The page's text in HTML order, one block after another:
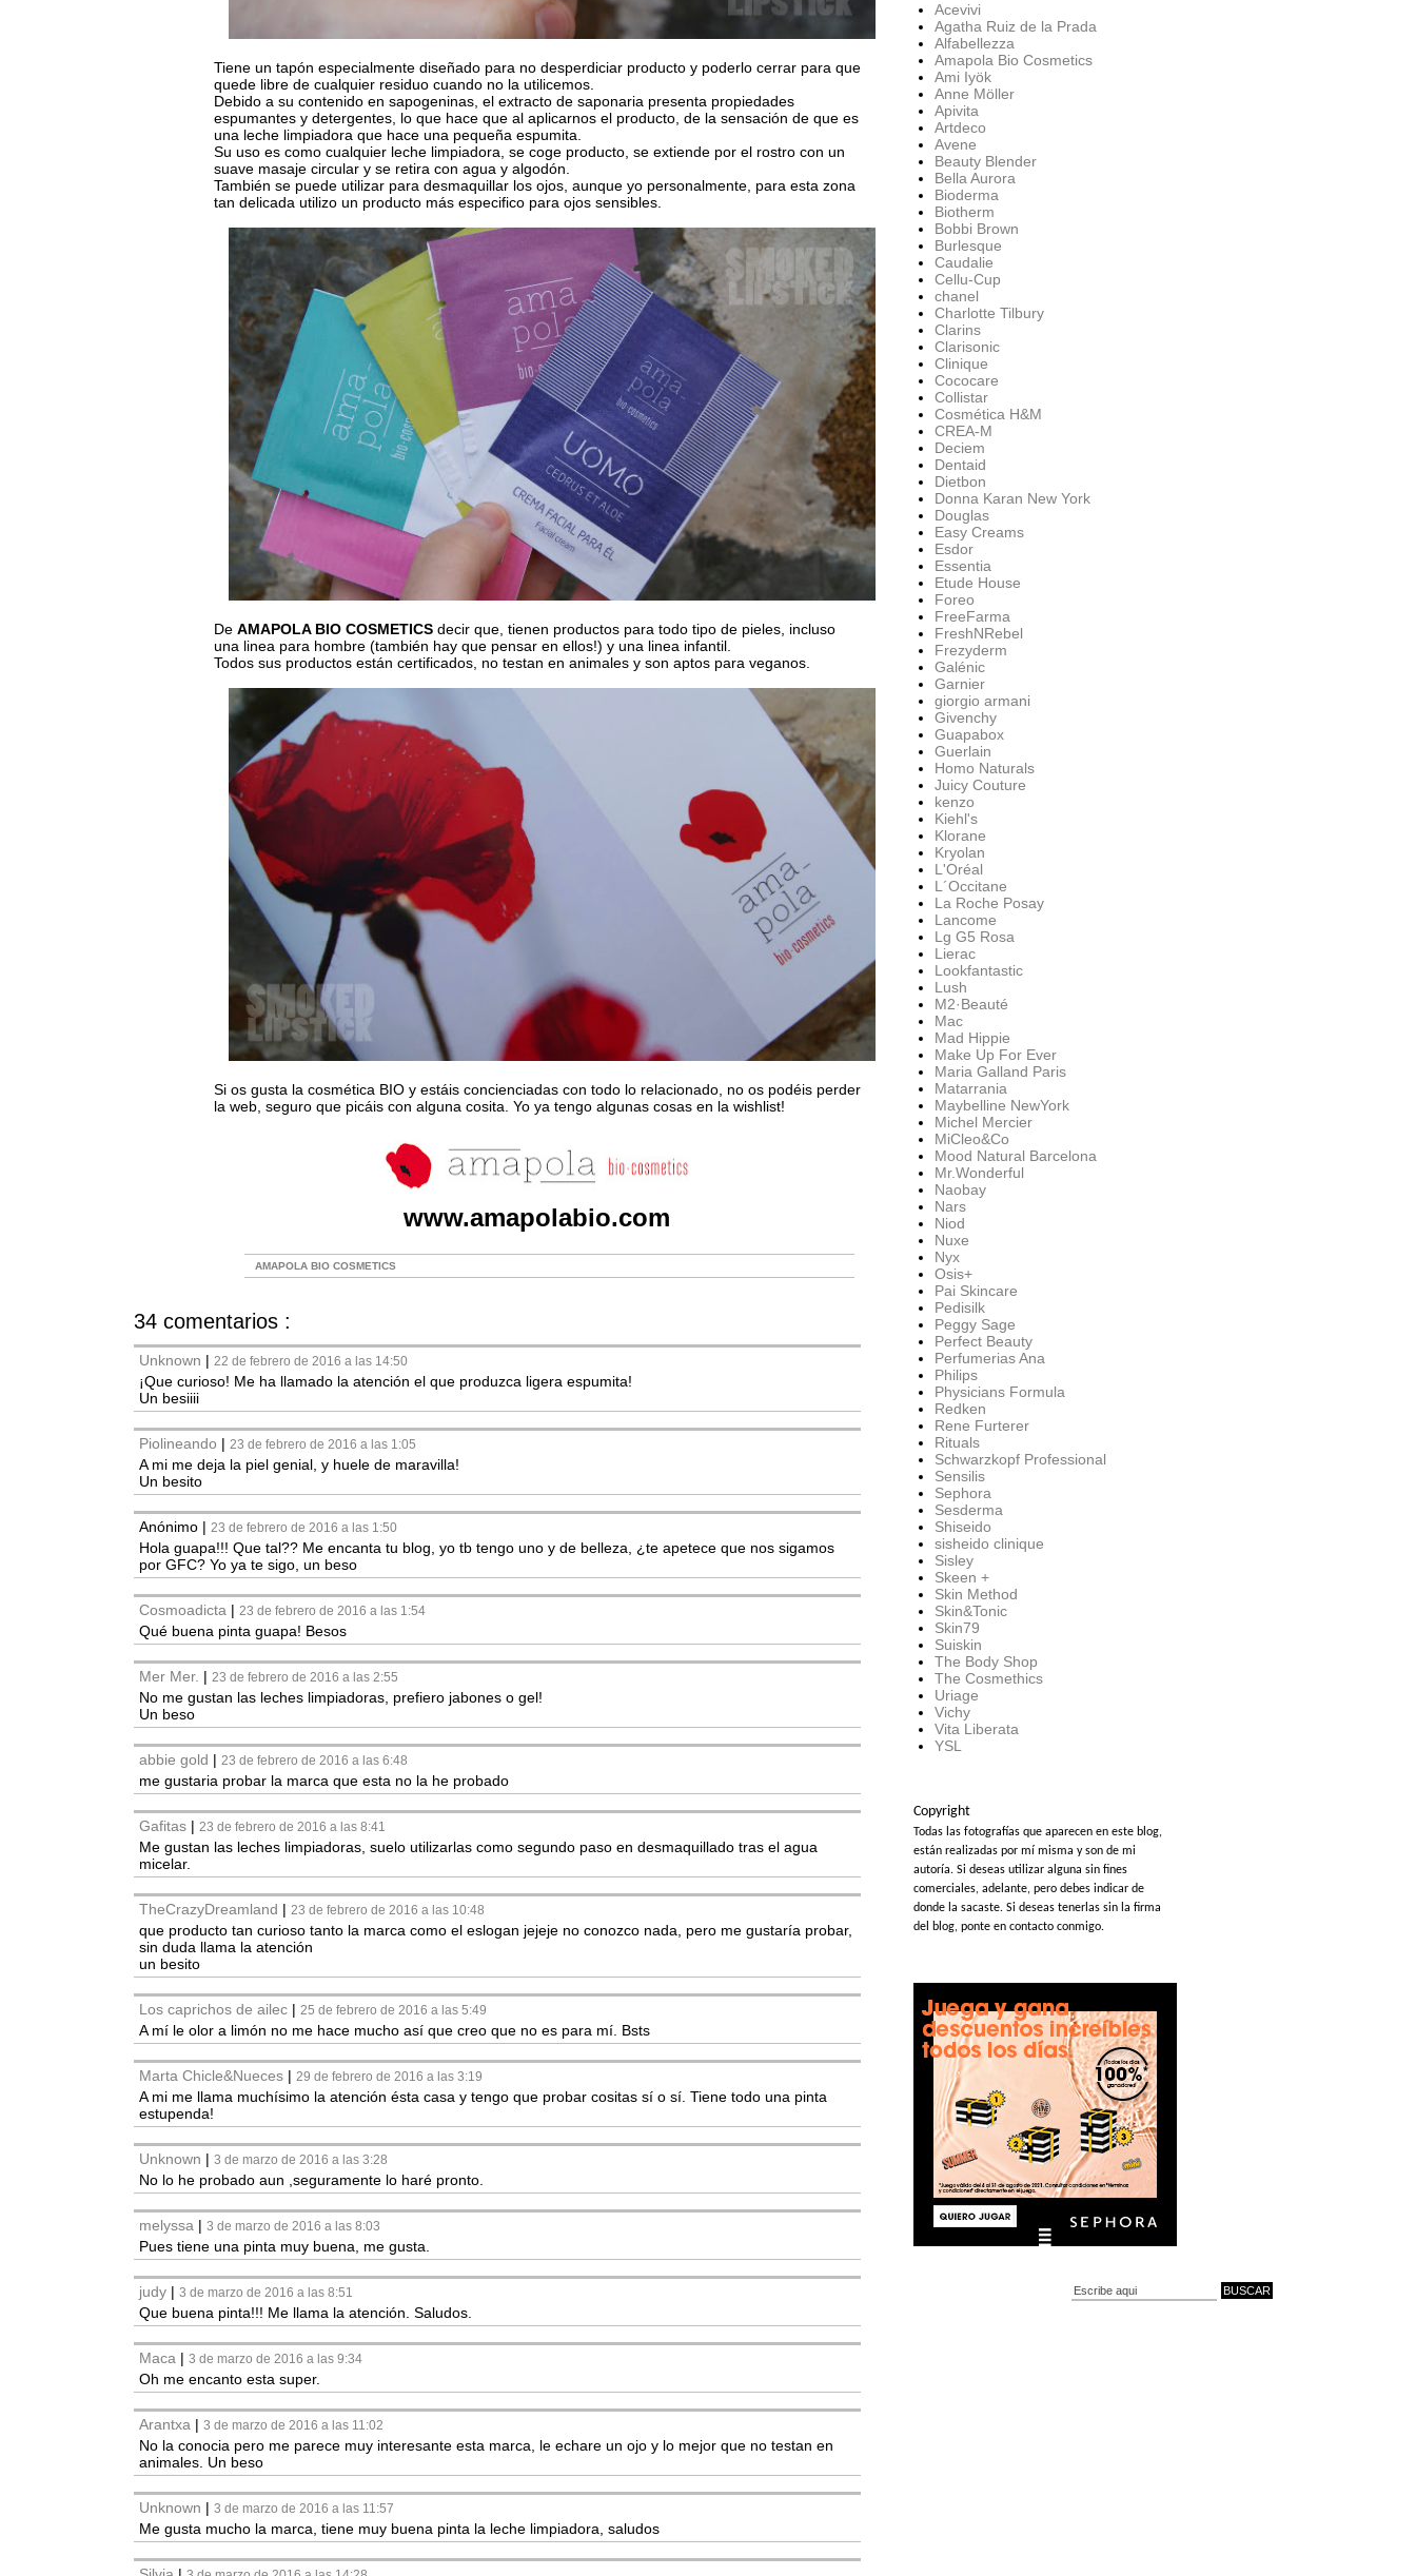
Tiene un tapón especialmente diseñado para no desperdiciar producto y poderlo cerrar para que
quede libre de cualquier residuo cuando no la utilicemos.
Debido a su contenido en sapogeninas, el extracto de saponaria presenta propiedades
espumantes y detergentes, lo que hace que al aplicarnos el producto, de la sensación de que es
una leche limpiadora que hace una pequeña espumita.
Su uso es como cualquier leche limpiadora, se coge producto, se extiende por el rostro con un
suave masaje circular y se retira con agua y algodón.
También se puede utilizar para desmaquillar los ojos, aunque yo personalmente, para esta zona
tan delicada utilizo un producto más especifico para ojos sensibles.
De AMAPOLA BIO COSMETICSdecir que, tienen productos para todo tipo de pieles, incluso
una linea para hombre (también hay que pensar en ellos!) y una linea infantil.
Todos sus productos están certificados, no testan en animales y son aptos para veganos.
Si os gusta la cosmética BIO y estáis concienciadas con todo lo relacionado, no os podéis perder
la web, seguro que picáis con alguna cosita. Yo ya tengo algunas cosas en la wishlist!
www.amapolabio.com
AMAPOLA BIO COSMETICS
34 comentarios :
Unknown | 22 de febrero de 2016 a las 14:50
¡Que curioso! Me ha llamado la atención el que produzca ligera espumita!
Un besiiii
Piolineando | 23 de febrero de 2016 a las 1:05
A mi me deja la piel genial, y huele de maravilla!
Un besito
Anónimo | 23 de febrero de 2016 a las 1:50
Hola guapa!!! Que tal?? Me encanta tu blog, yo tb tengo uno y de belleza, ¿te apetece que nos sigamos
por GFC? Yo ya te sigo, un beso
Cosmoadicta | 23 de febrero de 2016 a las 1:54
Qué buena pinta guapa! Besos
Mer Mer. | 23 de febrero de 2016 a las 2:55
No me gustan las leches limpiadoras, prefiero jabones o gel!
Un beso
abbie gold | 23 de febrero de 2016 a las 6:48
me gustaria probar la marca que esta no la he probado
Gafitas | 23 de febrero de 2016 a las 8:41
Me gustan las leches limpiadoras, suelo utilizarlas como segundo paso en desmaquillado tras el agua
micelar.
TheCrazyDreamland | 23 de febrero de 2016 a las 10:48
que producto tan curioso tanto la marca como el eslogan jejeje no conozco nada, pero me gustaría probar,
sin duda llama la atención
un besito
Los caprichos de ailec | 25 de febrero de 2016 a las 5:49
A mí le olor a limón no me hace mucho así que creo que no es para mí. Bsts
Marta Chicle&Nueces | 29 de febrero de 2016 a las 3:19
A mi me llama muchísimo la atención ésta casa y tengo que probar cositas sí o sí. Tiene todo una pinta
estupenda!
Unknown | 3 de marzo de 2016 a las 3:28
No lo he probado aun ,seguramente lo haré pronto.
melyssa | 3 de marzo de 2016 a las 8:03
Pues tiene una pinta muy buena, me gusta.
judy | 3 de marzo de 2016 a las 8:51
Que buena pinta!!! Me llama la atención. Saludos.
Maca | 3 de marzo de 2016 a las 9:34
Oh me encanto esta super.
Arantxa | 3 de marzo de 2016 a las 11:02
No la conocia pero me parece muy interesante esta marca, le echare un ojo y lo mejor que no testan en
animales. Un beso
Unknown | 3 de marzo de 2016 a las 11:57
Me gusta mucho la marca, tiene muy buena pinta la leche limpiadora, saludos
Acevivi
Agatha Ruiz de la Prada
Alfabellezza
Amapola Bio Cosmetics
Ami Iyök
Anne Möller
Apivita
Artdeco
Avene
Beauty Blender
Bella Aurora
Bioderma
Biotherm
Bobbi Brown
Burlesque
Caudalie
Cellu-Cup
chanel
Charlotte Tilbury
Clarins
Clarisonic
Clinique
Cococare
Collistar
Cosmética H&M
CREA-M
Deciem
Dentaid
Dietbon
Donna Karan New York
Douglas
Easy Creams
Esdor
Essentia
Etude House
Foreo
FreeFarma
FreshNRebel
Frezyderm
Galénic
Garnier
giorgio armani
Givenchy
Guapabox
Guerlain
Homo Naturals
Juicy Couture
kenzo
Kiehl's
Klorane
Kryolan
L'Oréal
L´Occitane
La Roche Posay
Lancome
Lg G5 Rosa
Lierac
Lookfantastic
Lush
M2·Beauté
Mac
Mad Hippie
Make Up For Ever
Maria Galland Paris
Matarrania
Maybelline NewYork
Michel Mercier
MiCleo&Co
Mood Natural Barcelona
Mr.Wonderful
Naobay
Nars
Niod
Nuxe
Nyx
Osis+
Pai Skincare
Pedisilk
Peggy Sage
Perfect Beauty
Perfumerias Ana
Philips
Physicians Formula
Redken
Rene Furterer
Rituals
Schwarzkopf Professional
Sensilis
Sephora
Sesderma
Shiseido
sisheido clinique
Sisley
Skeen +
Skin Method
Skin&Tonic
Skin79
Suiskin
The Body Shop
The Cosmethics
Uriage
Vichy
Vita Liberata
YSL
Copyright
Todas las fotografías que aparecen en este blog,
están realizadas por mí misma y son de mi
autoría. Si deseas utilizar alguna sin fines
comerciales, adelante, pero debes indicar de
donde la sacaste. Si deseas tenerlas sin la firma
del blog, ponte en contacto conmigo.